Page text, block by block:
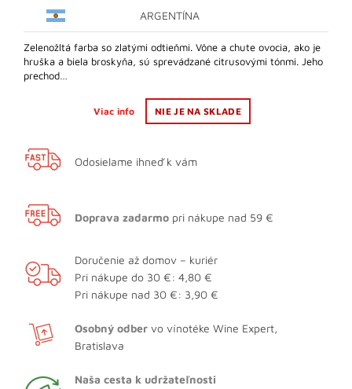
ARGENTÍNA
Zelenožltá farba so zlatými odtieňmi. Vône a chute ovocia, ako je
hruška a biela broskyňa, sú sprevádzané citrusovými tónmi. Jeho
prechod…
Viac info NIE JE NA SKLADE
Odosielame ihneď k vám
Doprava zadarmo pri nákupe nad 59 €
Doručenie až domov – kuriér
Pri nákupe do 30 €: 4,80 €
Pri nákupe nad 30 €: 3,90 €
Osobný odber vo vínotéke Wine Expert,
Bratislava
Naša cesta k udržateľnosti